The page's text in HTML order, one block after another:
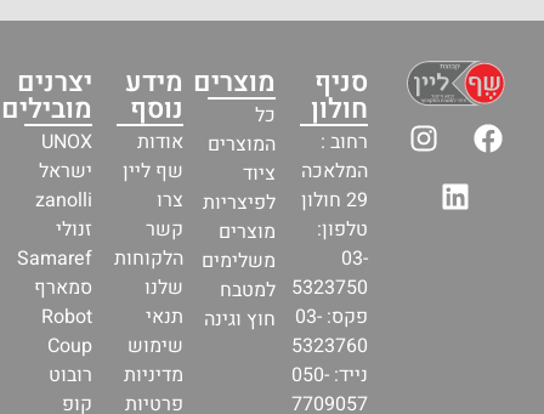
סניף
חולון
רחוב :
המלאכה
29 חולון
טלפון:
03-
5323750
פקס: 03-
5323760
נייד: 050-
7709057
מוצרים
כל
המוצרים
ציוד
לפיצריות
מוצרים
משלימים
למטבח
חוץ וגינה
מידע
נוסף
אודות
שף ליין
צרו
קשר
הלקוחות
שלנו
תנאי
שימוש
מדיניות
פרטיות
יצרנים
מובילים
UNOX
ישראל
zanolli
זנולי
Samaref
סמארף
Robot
Coup
רובוט
קופ